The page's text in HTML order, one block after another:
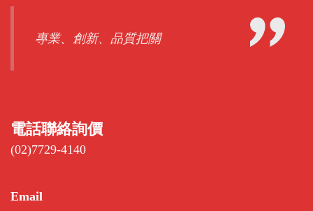
專業、創新、品質把關
電話聯絡詢價
(02)7729-4140
Email